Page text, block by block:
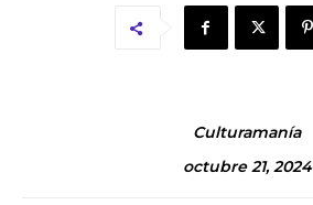
Culturamanía
octubre 21, 2024